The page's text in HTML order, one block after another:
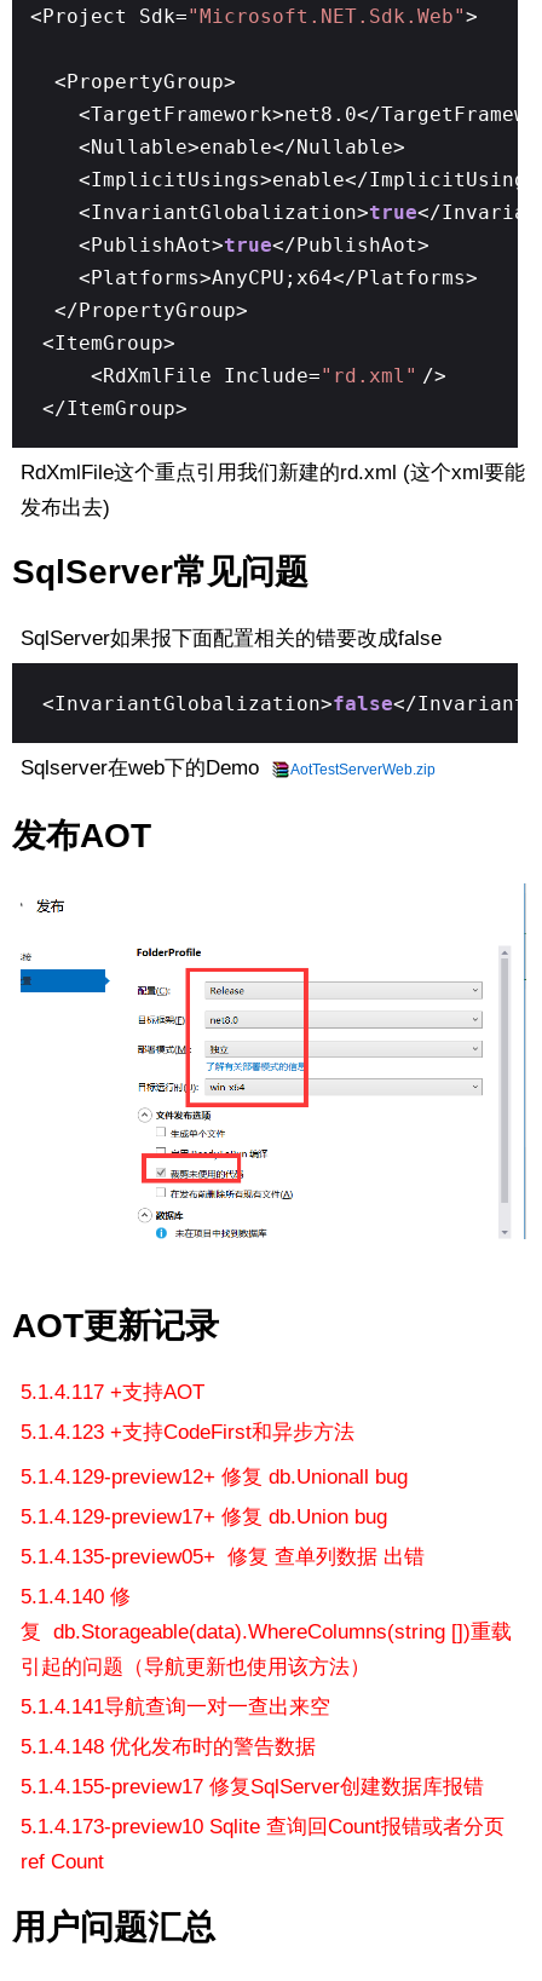
<Project Sdk="Microsoft.NET.Sdk.Web">
<PropertyGroup>
<TargetFramework>net8.0</
<Nullable>enable</Nullable>
<ImplicitUsings>enable</
<InvariantGlobalization>true</
<PublishAot>true</PublishAot>
<Platforms>AnyCPU;x64</Platforms>
</PropertyGroup>
<ItemGroup>
<RdXmlFile Include="rd.xml" />
</ItemGroup>
RdXmlFile这个重点引用我们新建的rd.xml (这个xml要能
发布出去)
SqlServer常见问题
SqlServer如果报下面配置相关的错要改成false
<InvariantGlobalization>false</
Sqlserver在web下的Demo AotTestServerWeb.zip
发布AOT
AOT更新记录
5.1.4.117 +支持AOT
5.1.4.123 +支持CodeFirst和异步方法
5.1.4.129-preview12+ 修复 db.Unionall bug
5.1.4.129-preview17+ 修复 db.Union bug
5.1.4.135-preview05+ 修复 查单列数据 出错
5.1.4.140 修
复 db.Storageable(data).WhereColumns(string [])重载
引起的问题（导航更新也使用该方法）
5.1.4.141导航查询一对一查出来空
5.1.4.148 优化发布时的警告数据
5.1.4.155-preview17 修复SqlServer创建数据库报错
5.1.4.173-preview10 Sqlite 查询回Count报错或者分页
ref Count
用户问题汇总